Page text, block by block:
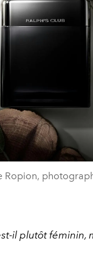
Ropion,
il plutôt féminin,